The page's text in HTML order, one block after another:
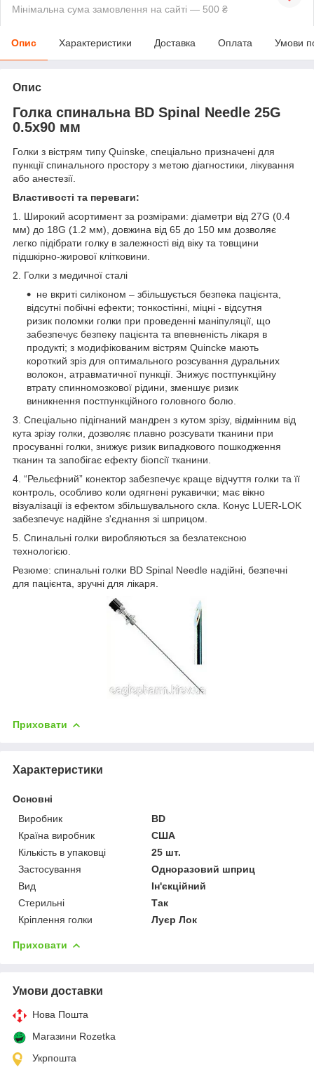
Мінімальна сума замовлення на сайті — 500 ₴
Опис Характеристики Доставка Оплата Умови
Опис
Голка спинальна BD Spinal Needle 25G
0.5х90 мм
Голки з вістрям типу Quinske, спеціально призначені для
пункції спинального простору з метою діагностики, лікування
або анестезії.
Властивості та переваги:
1. Широкий асортимент за розмірами: діаметри від 27G (0.4
мм) до 18G (1.2 мм), довжина від 65 до 150 мм дозволяє
легко підібрати голку в залежності від віку та товщини
підшкірно-жирової клітковини.
2. Голки з медичної сталі
не вкриті силіконом – збільшується безпека пацієнта,
відсутні побічні ефекти; тонкостінні, міцні - відсутня
ризик поломки голки при проведенні маніпуляції, що
забезпечує безпеку пацієнта та впевненість лікаря в
продукті; з модифікованим вістрям Quinсke мають
короткий зріз для оптимального розсування дуральних
волокон, атравматичної пункції. Знижує постпункційну
втрату спинномозкової рідини, зменшує ризик
виникнення постпункційного головного болю.
3. Спеціально підігнаний мандрен з кутом зрізу, відмінним від
кута зрізу голки, дозволяє плавно розсувати тканини при
просуванні голки, знижує ризик випадкового пошкодження
тканин та запобігає ефекту біопсії тканини.
4. “Рельєфний” конектор забезпечує краще відчуття голки та її
контроль, особливо коли одягнені рукавички; має вікно
візуалізації із ефектом збільшувального скла. Конус LUER-LOK
забезпечує надійне з'єднання зі шприцом.
5. Спинальні голки виробляються за безлатексною
технологією.
Резюме: спинальні голки BD Spinal Needle надійні, безпечні
для пацієнта, зручні для лікаря.
Приховати
Характеристики
Основні
Виробник
BD
Країна виробник
США
Кількість в упаковці
25 шт.
Застосування
Одноразовий шприц
Вид
Ін'єкційний
Стерильні
Так
Кріплення голки
Луєр Лок
Приховати
Умови доставки
Нова Пошта
Магазини Rozetka
Укрпошта